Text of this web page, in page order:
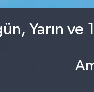
Yarın ve